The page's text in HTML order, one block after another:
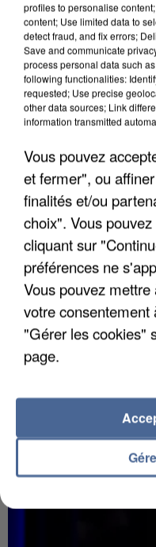
8h00
Un second cadre de
Algérie
Un cofondateur du
quelques jours plus
profiles to personalise
content; Use limited data to
detect fraud, and fix errors;
Save and communicate
process personal data such
following functionalities:
requested; Use precise
other data sources; Link
information transmitted
Vous pouvez
et fermer", ou
finalités et/ou
choix". Vous
cliquant sur
préférences ne
Vous pouvez
votre
"Gérer les cookies"
page.